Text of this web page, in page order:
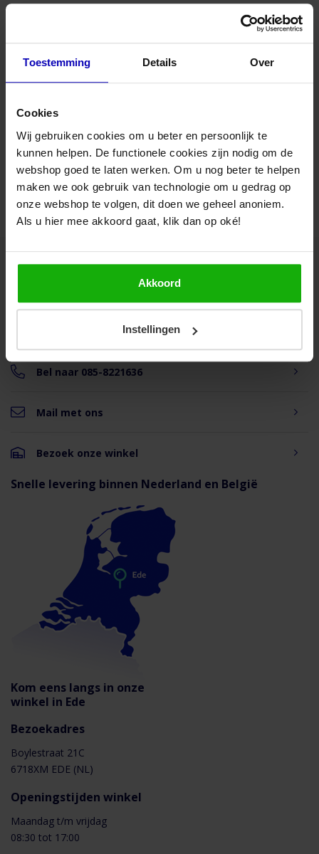
Toestemming Details Over
Cookies
Wij gebruiken cookies om u beter en persoonlijk te
kunnen helpen. De functionele cookies zijn nodig om de
webshop goed te laten werken. Om u nog beter te helpen
maken we ook gebruik van technologie om u gedrag op
onze webshop te volgen, dit doen we geheel anoniem.
Als u hier mee akkoord gaat, klik dan op oké!
Akkoord
Instellingen
Compact formaat
Technische specificaties:
Merk
Brink
Capaciteit
300 m3/h
Voedingsspanning
Kanaaldiameter
Ø160mm
Woonhuisaansluiting Links
Aansluitingen
4 boven
Type stekker
Randaarde
Documenten & handleidingen
Installatie handleiding
Brochure
Bekijk alle productvideo's
Downloads
Brink Flair WTW units - Leaflet
Flair 300 4b - Installatie handleiding
Bekijk alle downloads
Product Type
Geschikt voor
Lucht-toevoer
Capaciteit m3/h 300
Geluidsniveau db max. 49
Flair 300/400: dé nieuwe standaard in ventilatie met WTW
Goede service snelle levering
Makkelijk bestellen snelle levering en originele
producten!
VandaagAnton, Tilburg
Bekijk alle verhalen
Advies nodig van onze specialisten?
Maandag t/m vrijdag bereikbaarvan 08:30 to 17:00 uur
Bel naar 085-8221636
Mail met ons
Bezoek onze winkel
Snelle levering binnen Nederland en België
Kom eens langs in onze
winkel in Ede
Bezoekadres
Boylestraat 21C
6718XM EDE (NL)
Openingstijden winkel
Maandag t/m vrijdag
08:30 tot 17:00